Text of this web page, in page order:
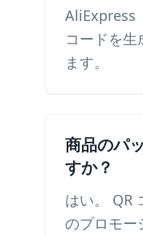
AliExpress
コードを生
ます。
商品のパ
すか？
はい。 QR
のプロモー